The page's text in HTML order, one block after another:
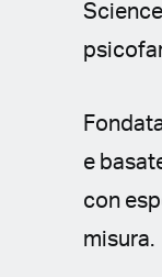
e
con
misura.